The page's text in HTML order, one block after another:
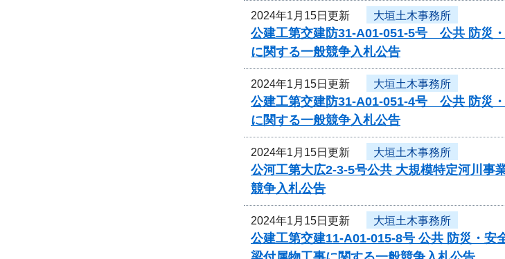
2024年1月15日更新 大垣土木事務所
公建工第交建防31-A01-051-5号 公共 防災
に関する一般競争入札公告
2024年1月15日更新 大垣土木事務所
公建工第交建防31-A01-051-4号 公共 防災
に関する一般競争入札公告
2024年1月15日更新 大垣土木事務所
公河工第大広2-3-5号公共 大規模特定河川
競争入札公告
2024年1月15日更新 大垣土木事務所
公建工第交建11-A01-015-8号 公共 防災・